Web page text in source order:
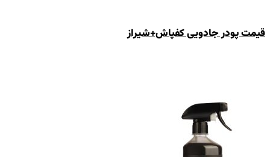
قیمت پودر جادویی کفپاش+شیراز